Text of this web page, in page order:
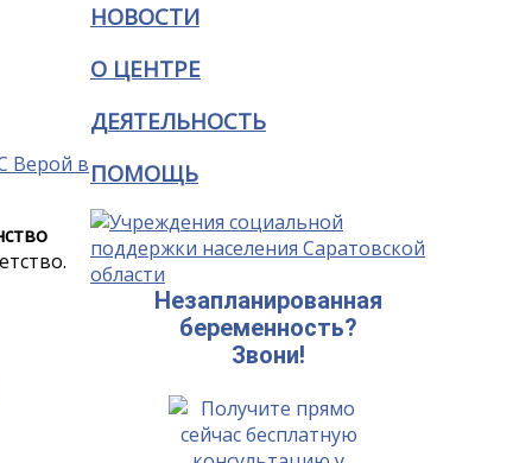
НОВОСТИ
О ЦЕНТРЕ
ДЕЯТЕЛЬНОСТЬ
ПОМОЩЬ
Незапланированная
беременность?
Звони!